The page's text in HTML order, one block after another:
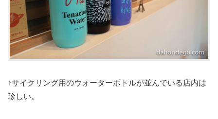
↑サイクリング用のウォーターボトルが並んでいる店内は
珍しい。